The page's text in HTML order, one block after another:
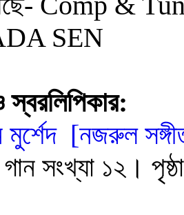
SEN
স্বরলিপিকার:
[নজরুল
সংখ্যা ১২।